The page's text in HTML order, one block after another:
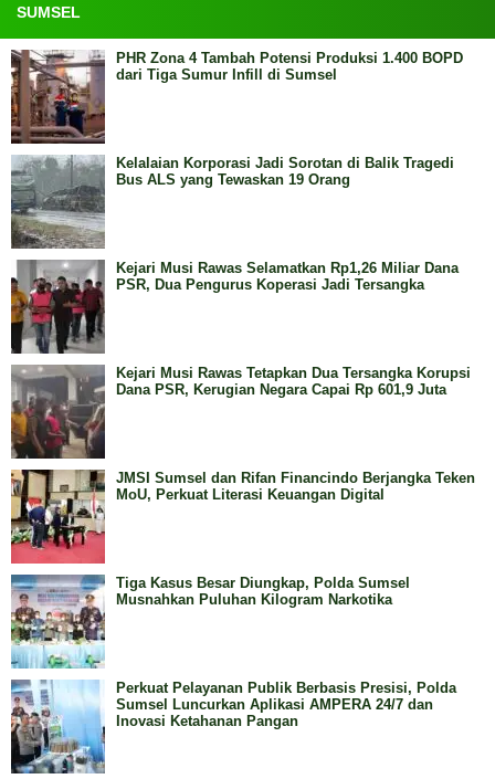
SUMSEL
PHR Zona 4 Tambah Potensi Produksi 1.400 BOPD
dari Tiga Sumur Infill di Sumsel
Kelalaian Korporasi Jadi Sorotan di Balik Tragedi
Bus ALS yang Tewaskan 19 Orang
Kejari Musi Rawas Selamatkan Rp1,26 Miliar Dana
PSR, Dua Pengurus Koperasi Jadi Tersangka
Kejari Musi Rawas Tetapkan Dua Tersangka Korupsi
Dana PSR, Kerugian Negara Capai Rp 601,9 Juta
JMSI Sumsel dan Rifan Financindo Berjangka Teken
MoU, Perkuat Literasi Keuangan Digital
Tiga Kasus Besar Diungkap, Polda Sumsel
Musnahkan Puluhan Kilogram Narkotika
Perkuat Pelayanan Publik Berbasis Presisi, Polda
Sumsel Luncurkan Aplikasi AMPERA 24/7 dan
Inovasi Ketahanan Pangan